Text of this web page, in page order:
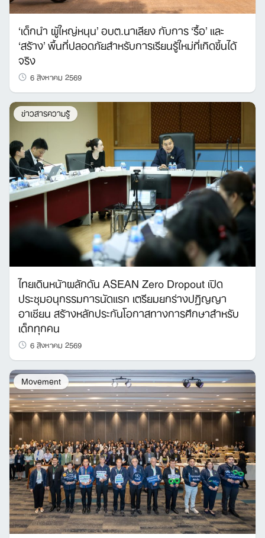
‘เด็กนำ ผู้ใหญ่หนุน’ อบต.นาเลียง กับการ ‘รื้อ’ และ
‘สร้าง’ พื้นที่ปลอดภัยสำหรับการเรียนรู้ใหม่ที่เกิดขึ้นได้
จริง
6 สิงหาคม 2569
ข่าวสารความรู้
ไทยเดินหน้าผลักดัน ASEAN Zero Dropout เปิด
ประชุมอนุกรรมการนัดแรก เตรียมยกร่างปฏิญญา
อาเซียน สร้างหลักประกันโอกาสทางการศึกษาสำหรับ
เด็กทุกคน
6 สิงหาคม 2569
Movement